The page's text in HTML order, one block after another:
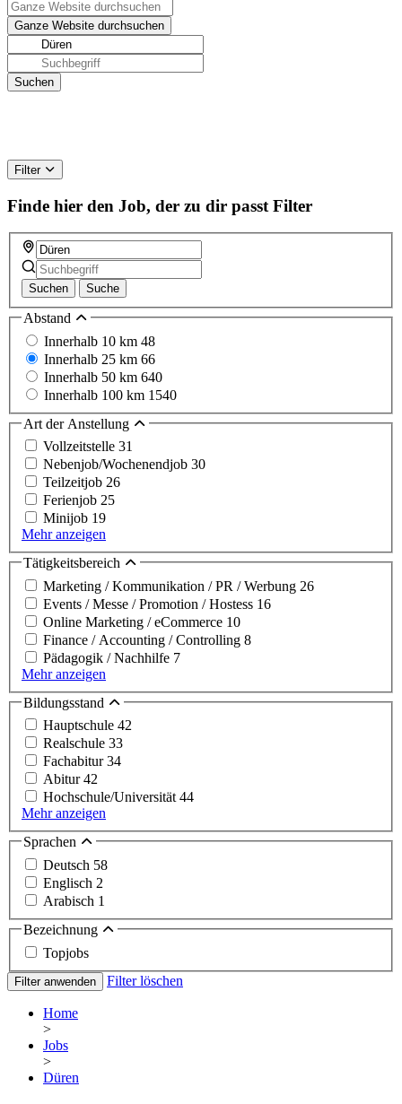
Filter
Finde hier den Job, der zu dir passt Filter
Suchen Suche
Abstand
Innerhalb 10 km 48
Innerhalb 25 km 66
Innerhalb 50 km 640
Innerhalb 100 km 1540
Art der Anstellung
Vollzeitstelle 31
Nebenjob/Wochenendjob 30
Teilzeitjob 26
Ferienjob 25
Minijob 19
Mehr anzeigen
Tätigkeitsbereich
Marketing / Kommunikation / PR / Werbung 26
Events / Messe / Promotion / Hostess 16
Online Marketing / eCommerce 10
Finance / Accounting / Controlling 8
Pädagogik / Nachhilfe 7
Mehr anzeigen
Bildungsstand
Hauptschule 42
Realschule 33
Fachabitur34
Abitur42
Hochschule/Universität44
Mehr anzeigen
Sprachen
Deutsch 58
Englisch 2
Arabisch 1
Bezeichnung
Topjobs
Filter anwenden Filter löschen
Home
>
Jobs
>
Düren